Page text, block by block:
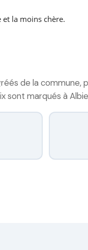
la moins chère.
de la commune,
sont marqués à